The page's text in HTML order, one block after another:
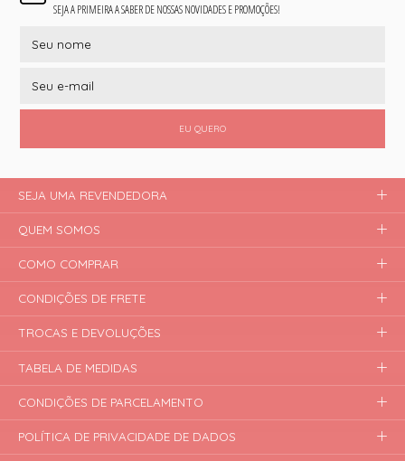
SEJA A PRIMEIRA A SABER DE NOSSAS NOVIDADES E PROMOÇÕES!
EU QUERO
SEJA UMA REVENDEDORA
QUEM SOMOS
COMO COMPRAR
CONDIÇÕES DE FRETE
TROCAS E DEVOLUÇÕES
TABELA DE MEDIDAS
CONDIÇÕES DE PARCELAMENTO
POLÍTICA DE PRIVACIDADE DE DADOS